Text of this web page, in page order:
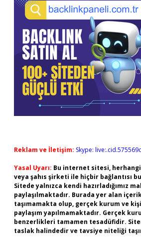
Reklam ve İletişim: Skype:
Yasal Uyarı: Bu internet sitesi,
veya şahıs şirketi ile hiçbir bağlantısı
Sitede yalnızca kendi hazırladığımız
paylaşılmaktadır. Burada yer alan
taşımamakta olup, gerçek kurum ve
paylaşım yapılmamaktadır. Gerçek
benzerlikleri tamamen tesadüfidir.
taslak halindedir ve tavsiye niteliği